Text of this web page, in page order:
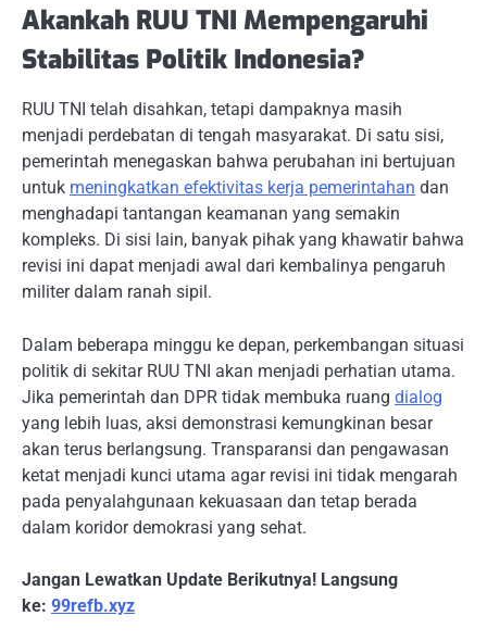
Akankah RUU TNI Mempengaruhi
Stabilitas Politik Indonesia?
RUU TNI telah disahkan, tetapi dampaknya masih
menjadi perdebatan di tengah masyarakat. Di satu sisi,
pemerintah menegaskan bahwa perubahan ini bertujuan
untuk meningkatkan efektivitas kerja pemerintahan dan
menghadapi tantangan keamanan yang semakin
kompleks. Di sisi lain, banyak pihak yang khawatir bahwa
revisi ini dapat menjadi awal dari kembalinya pengaruh
militer dalam ranah sipil.
Dalam beberapa minggu ke depan, perkembangan situasi
politik di sekitar RUU TNI akan menjadi perhatian utama.
Jika pemerintah dan DPR tidak membuka ruang dialog
yang lebih luas, aksi demonstrasi kemungkinan besar
akan terus berlangsung. Transparansi dan pengawasan
ketat menjadi kunci utama agar revisi ini tidak mengarah
pada penyalahgunaan kekuasaan dan tetap berada
dalam koridor demokrasi yang sehat.
Jangan Lewatkan Update Berikutnya! Langsung
ke: 99refb.xyz